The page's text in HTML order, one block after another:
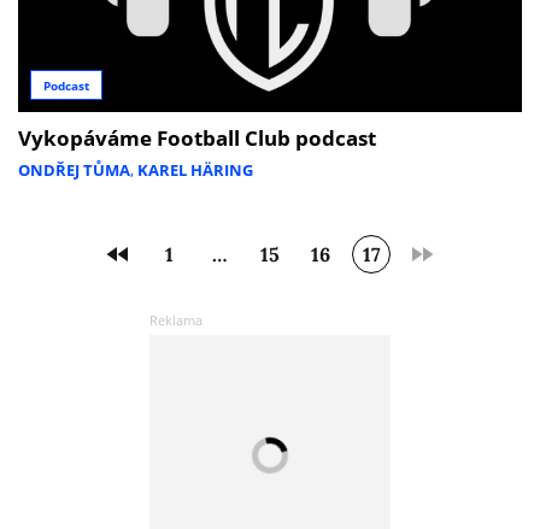
Podcast
Vykopáváme Football Club podcast
ONDŘEJ TŮMA, KAREL HÄRING
1 … 15 16 17